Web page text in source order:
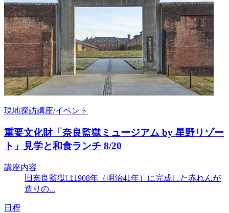
現地探訪講座/イベント
重要文化財「奈良監獄ミュージアム by 星野リゾー
ト」見学と和食ランチ 8/20
講座内容
旧奈良監獄は1908年（明治41年）に完成した赤れんが
造りの...
日程